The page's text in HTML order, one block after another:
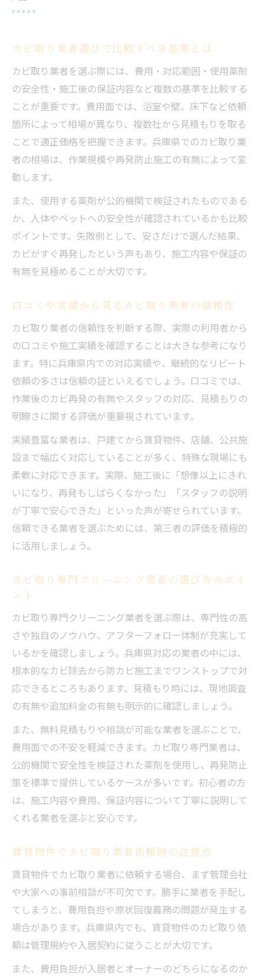
説
費用が高くなりやすいカビ取り現場の特徴
カビ取り掃除業者の見積もり比較時の注意
点
床下や浴室で変わるカビ取り費用の傾向
本カビ除去業者と他社の費用構成の違い
床下や浴室のカビ取りならプロに相談を
カビ取り専門業者のプロによる施工の流れ
市販カビ取り剤と業者サービスの違い
床下カビ除去業者の選び方と費用相場
カビ取りで健康リスクを軽減する方法
カビ取り業者選定時の見積もり確認ポイン
ト
現地調査や追加作業の有無をしっかり確認
カビ取り施工箇所や方法で失敗しない判断
カビ取り費用トラブルを防ぐための対策
カビ取り専門クリーニングの実例から学ぶ
市販品で不安なカビも業者で根本解決へ
カビ取り業者なら市販品で取れない悩みも
解決
ウタマロクリーナーで対応困難なカビの見
極め方
賃貸や床下の頑固なカビ取りは業者がおす
すめ
カビ取り依頼で健康被害や再発リスクを予
再発予防まで考えたカビ取りの最適解とは
カビ取り業者による再発防止策の具体例
カビ取り後の定期的なメンテナンス方法
防カビ施工で長期間清潔を保つポイント
カビ取り専門業者が提案する再発予防法
カビ取り業者選びで比較すべき基準とは
カビ取り業者を選ぶ際には、費用・対応範囲・使用薬剤
の安全性・施工後の保証内容など複数の基準を比較する
ことが重要です。費用面では、浴室や壁、床下など依頼
箇所によって相場が異なり、複数社から見積もりを取る
ことで適正価格を把握できます。兵庫県でのカビ取り業
者の相場は、作業規模や再発防止施工の有無によって変
動します。
また、使用する薬剤が公的機関で検証されたものである
か、人体やペットへの安全性が確認されているかも比較
ポイントです。失敗例として、安さだけで選んだ結果、
カビがすぐ再発したという声もあり、施工内容や保証の
有無を見極めることが大切です。
口コミや実績から見るカビ取り業者の信頼性
カビ取り業者の信頼性を判断する際、実際の利用者から
の口コミや施工実績を確認することは大きな参考になり
ます。特に兵庫県内での対応実績や、継続的なリピート
依頼の多さは信頼の証といえるでしょう。口コミでは、
作業後のカビ再発の有無やスタッフの対応、見積もりの
明瞭さに関する評価が重要視されています。
実績豊富な業者は、戸建てから賃貸物件、店舗、公共施
設まで幅広く対応していることが多く、特殊な現場にも
柔軟に対応できます。実際、施工後に「想像以上にきれ
いになり、再発もしばらくなかった」「スタッフの説明
が丁寧で安心できた」といった声が寄せられています。
信頼できる業者を選ぶためには、第三者の評価を積極的
に活用しましょう。
カビ取り専門クリーニング業者の選び方のポイ
ント
カビ取り専門クリーニング業者を選ぶ際は、専門性の高
さや独自のノウハウ、アフターフォロー体制が充実して
いるかを確認しましょう。兵庫県対応の業者の中には、
根本的なカビ除去から防カビ施工までワンストップで対
応できるところもあります。見積もり時には、現地調査
の有無や追加料金の有無も明示的に確認しましょう。
また、無料見積もりや相談が可能な業者を選ぶことで、
費用面での不安を軽減できます。カビ取り専門業者は、
公的機関で安全性を検証された薬剤を使用し、再発防止
策を標準で提供しているケースが多いです。初心者の方
は、施工内容や費用、保証内容について丁寧に説明して
くれる業者を選ぶと安心です。
賃貸物件でカビ取り業者依頼時の注意点
賃貸物件でカビ取り業者に依頼する場合、まず管理会社
や大家への事前相談が不可欠です。勝手に業者を手配し
てしまうと、費用負担や原状回復義務の問題が発生する
場合があります。兵庫県内でも、賃貸物件のカビ取り依
頼は管理規約や入居契約に従うことが大切です。
また、費用負担が入居者とオーナーのどちらになるのか